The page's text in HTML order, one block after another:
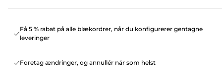
Få 5 % rabat på alle blækordrer, når du konfigurerer gentagne
leveringer
Foretag ændringer, og annullér når som helst